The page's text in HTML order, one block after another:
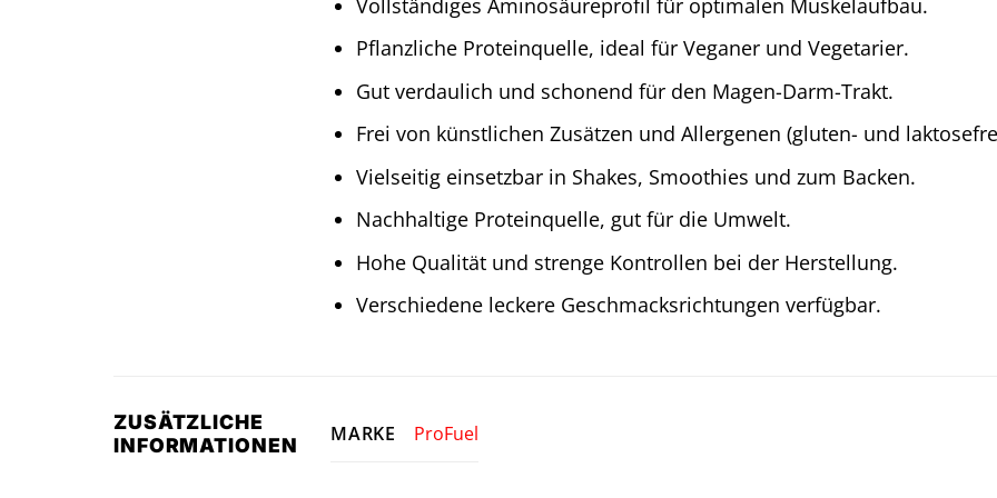
Pflanzliche Proteinquelle, ideal für Veganer und Vegetarier.
Gut verdaulich und schonend für den Magen-Darm-Trakt.
Frei von künstlichen Zusätzen und Allergenen (gluten- und
Vielseitig einsetzbar in Shakes, Smoothies und zum Backen.
Nachhaltige Proteinquelle, gut für die Umwelt.
Hohe Qualität und strenge Kontrollen bei der Herstellung.
Verschiedene leckere Geschmacksrichtungen verfügbar.
ZUSÄTZLICHE
INFORMATIONEN
MARKE ProFuel